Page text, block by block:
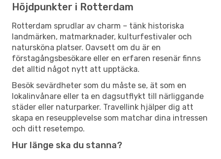
Höjdpunkter i Rotterdam
Rotterdam sprudlar av charm – tänk historiska
landmärken, matmarknader, kulturfestivaler och
natursköna platser. Oavsett om du är en
förstagångsbesökare eller en erfaren resenär finns
det alltid något nytt att upptäcka.
Besök sevärdheter som du måste se, ät som en
lokalinvånare eller ta en dagsutflykt till närliggande
städer eller naturparker. Travellink hjälper dig att
skapa en reseupplevelse som matchar dina intressen
och ditt resetempo.
Hur länge ska du stanna?